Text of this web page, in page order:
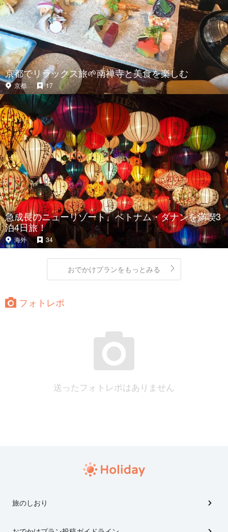
京都でリラックス旅🌱南禅寺と美食を楽しむ
京都 17
急成長のニューリゾート、ベトナム・ダナンを満喫3
泊4日旅！
海外 34
おでかけプランをもっとみる
フォトレポ
送ったフォトレポはありません
旅のしおり